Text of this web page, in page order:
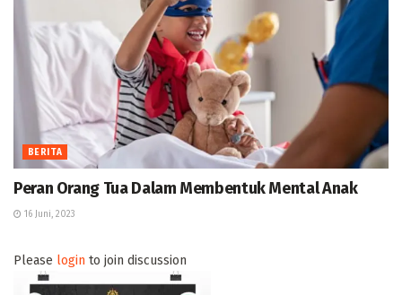
BERITA
Peran Orang Tua Dalam Membentuk Mental Anak
16 Juni, 2023
Please login to join discussion